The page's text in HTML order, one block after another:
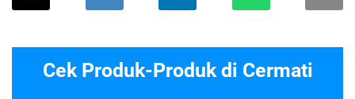
Cek Produk-Produk di Cermati